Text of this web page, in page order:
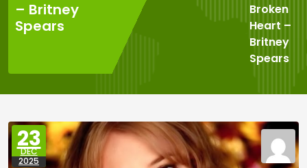
– Britney
Spears
Broken
Heart –
Britney
Spears
23
DEC
2025